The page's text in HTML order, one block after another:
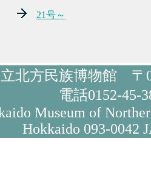
21号～
北方民族博物館
電話0152-45-
Museum of
Hokkaido 093-0042